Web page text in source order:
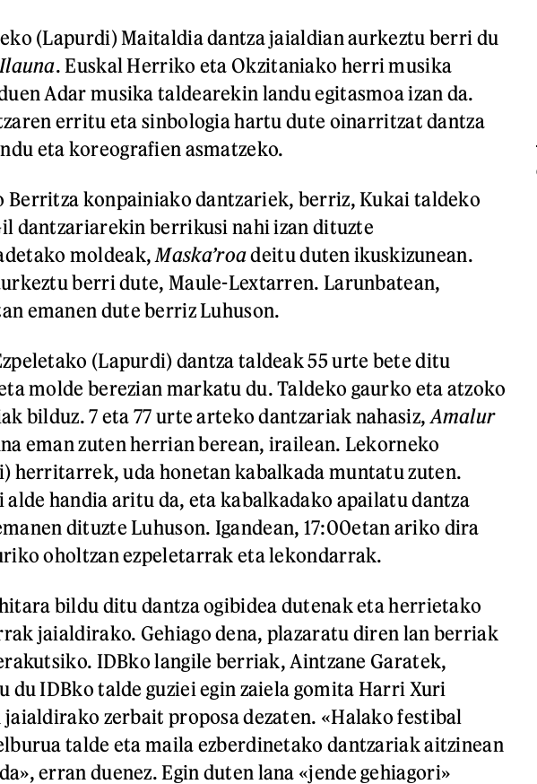
(Lapurdi) Maitaldia dantza jaialdian aurkeztu berri du
Ilauna. Euskal Herriko eta Okzitaniako herri musika
Adar musika taldearekin landu egitasmoa izan da.
erritu eta sinbologia hartu dute oinarritzat dantza
eta koreografien asmatzeko.
Berritza konpainiako dantzariek, berriz, Kukai taldeko
dantzariarekin berrikusi nahi izan dituzte
moldeak, Maska’roadeitu duten ikuskizunean.
berri dute, Maule-Lextarren. Larunbatean,
emanen dute berriz Luhuson.
(Lapurdi) dantza taldeak 55 urte bete ditu
molde berezian markatu du. Taldeko gaurko eta atzoko
bilduz. 7 eta 77 urte arteko dantzariak nahasiz, Amalur
eman zuten herrian berean, irailean. Lekorneko
herritarrek, uda honetan kabalkada muntatu zuten.
alde handia aritu da, eta kabalkadako apailatu dantza
dituzte Luhuson. Igandean, 17:00etan ariko dira
oholtzan ezpeletarrak eta lekondarrak.
bildu ditu dantza ogibidea dutenak eta herrietako
jaialdirako. Gehiago dena, plazaratu diren lan berriak
IDBko langile berriak, Aintzane Garatek,
du IDBko talde guziei egin zaiela gomita Harri Xuri
jaialdirako zerbait proposa dezaten. «Halako festibal
talde eta maila ezberdinetako dantzariak aitzinean
erran duenez. Egin duten lana «jende gehiagori»